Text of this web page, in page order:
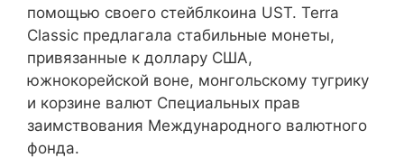
помощью своего стейблкоина UST. Terra
Classic предлагала стабильные монеты,
привязанные к доллару США,
южнокорейской воне, монгольскому тугрику
и корзине валют Специальных прав
заимствования Международного валютного
фонда.